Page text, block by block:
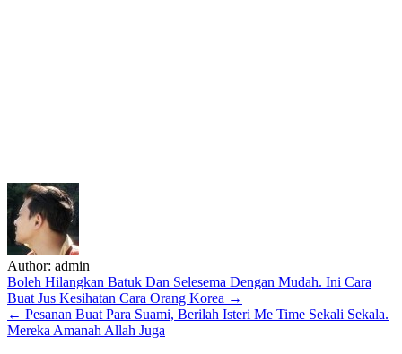
Author: admin
Post
navigation
Boleh Hilangkan Batuk Dan Selesema Dengan Mudah. Ini Cara
Buat Jus Kesihatan Cara Orang Korea →
← Pesanan Buat Para Suami, Berilah Isteri Me Time Sekali Sekala.
Mereka Amanah Allah Juga